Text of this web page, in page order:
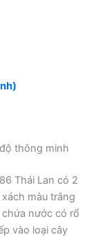
thông minh
Thái Lan có 2
màu trắng
nước có rổ
vào loại cây